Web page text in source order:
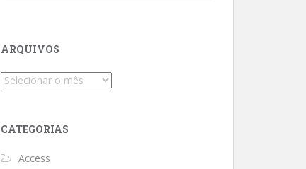
ARQUIVOS
Arquivos
CATEGORIAS
Access